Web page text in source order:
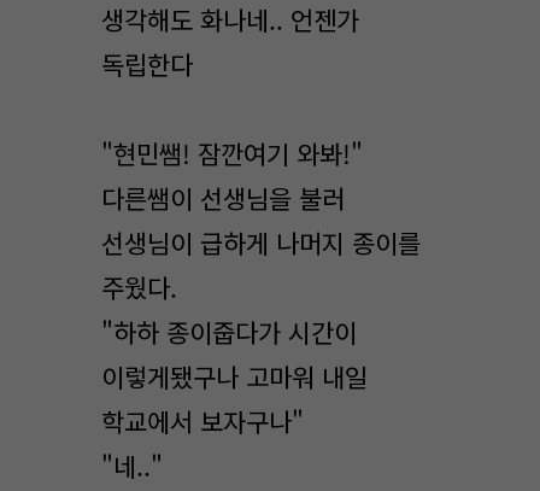
생각해도 화나네.. 언젠가
독립한다
"현민쌤! 잠깐여기 와봐!"
다른쌤이 선생님을 불러
선생님이 급하게 나머지 종이를
주웠다.
"하하 종이줍다가 시간이
이렇게됐구나 고마워 내일
학교에서 보자구나"
"네.."